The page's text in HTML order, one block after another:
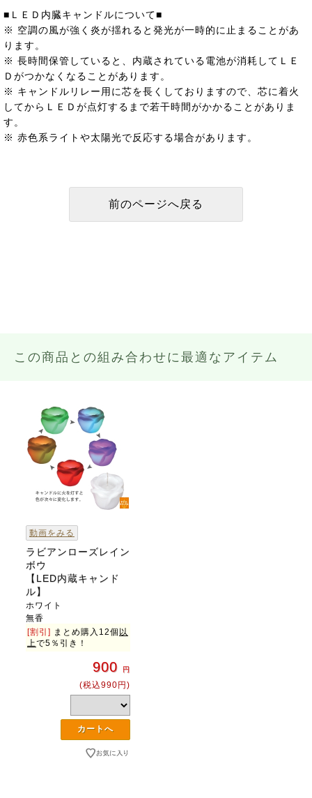
■ＬＥＤ内臓キャンドルについて■
※ 空調の風が強く炎が揺れると発光が一時的に止まることがあ
ります。
※ 長時間保管していると、内蔵されている電池が消耗してＬＥ
Ｄがつかなくなることがあります。
※ キャンドルリレー用に芯を長くしておりますので、芯に着火
してからＬＥＤが点灯するまで若干時間がかかることがありま
す。
※ 赤色系ライトや太陽光で反応する場合があります。
この商品との組み合わせに最適なアイテム
動画をみる
ラビアンローズレイン
ボウ
【LED内蔵キャンド
ル】
ホワイト
無香
[割引] まとめ購入12個 以
上で5％引き！
900 円
(税込990円)